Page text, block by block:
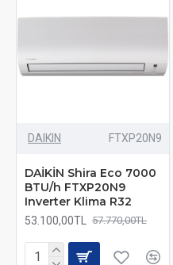
DAIKIN FTXP20N9
DAİKİN Shira Eco 7000
BTU/h FTXP20N9
Inverter Klima R32
53.100,00TL 57.770,00TL